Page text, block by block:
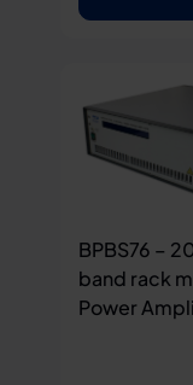
BPBS76 –
band rack
Power